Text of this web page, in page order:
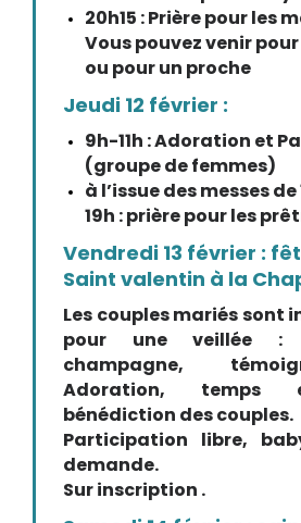
20h15 : Prière pour les
Vous pouvez venir
ou pour un proche
Jeudi 12 février :
9h-11h : Adoration et
(groupe de femmes)
à l’issue des messes de
19h : prière pour les
Vendredi 13 février :
Saint valentin à la
Les couples mariés sont
pour une veillée :
champagne,
Adoration, temps
bénédiction des couples.
Participation libre,
demande.
Sur inscription .